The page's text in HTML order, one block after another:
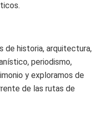
de historia, arquitectura,
periodismo,
y exploramos de
de las rutas de